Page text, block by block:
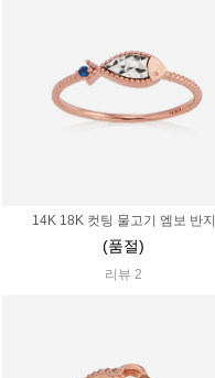
14K 18K 컷팅 물고기 엠보 반지
(품절)
리뷰 2